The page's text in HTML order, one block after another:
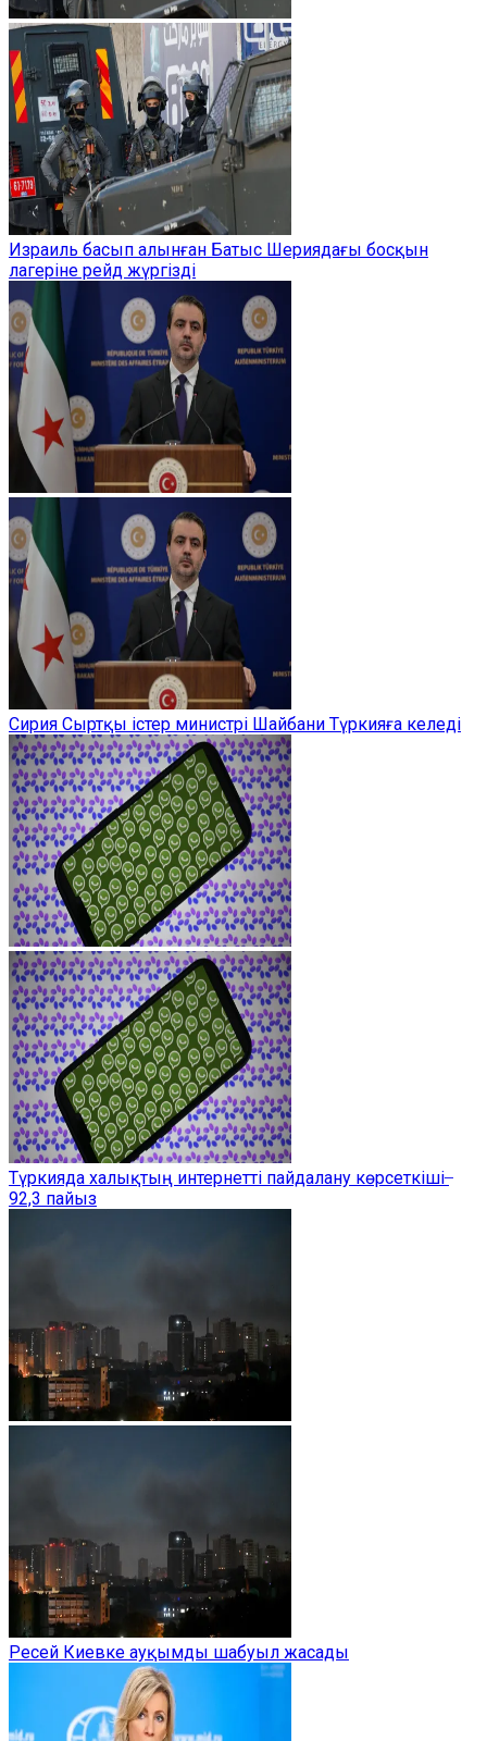
Израиль басып алынған Батыс Шериядағы босқын
лагеріне рейд жүргізді
Сирия Сыртқы істер министрі Шайбани Түркияға келеді
Түркияда халықтың интернетті пайдалану көрсеткіші ̶
92,3 пайыз
Ресей Киевке ауқымды шабуыл жасады